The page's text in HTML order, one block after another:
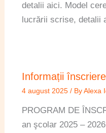
detalii aici. Model
lucrării scrise, detalii
Informații
4 august 2025/ ByAlexa
PROGRAM DE
an şcolar 2025 –